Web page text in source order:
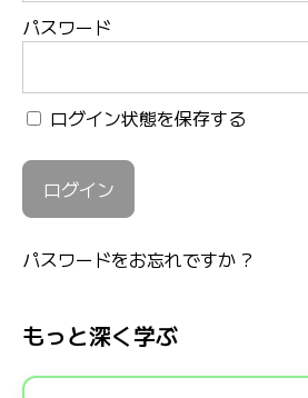
パスワード
ログイン状態を保存する
パスワードをお忘れですか ?
もっと深く学ぶ